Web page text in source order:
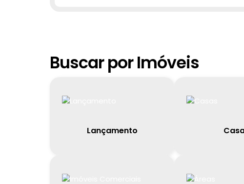
Buscar por Imóveis
Lançamento